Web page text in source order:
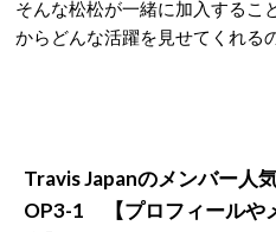
そんな松松が一緒に加入するこ
からどんな活躍を見せてくれる
Travis Japanのメンバー
OP3-1 【プロフィールや